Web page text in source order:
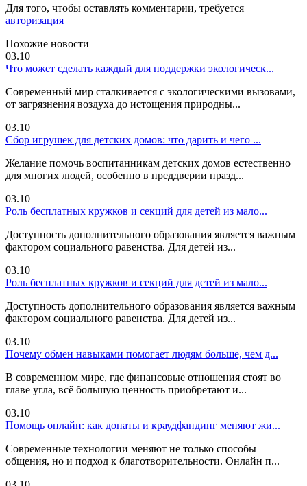
Для того, чтобы оставлять комментарии, требуется
авторизация
Похожие новости
03.10
Что может сделать каждый для поддержки экологическ...
Современный мир сталкивается с экологическими вызовами,
от загрязнения воздуха до истощения природны...
03.10
Сбор игрушек для детских домов: что дарить и чего ...
Желание помочь воспитанникам детских домов естественно
для многих людей, особенно в преддверии празд...
03.10
Роль бесплатных кружков и секций для детей из мало...
Доступность дополнительного образования является важным
фактором социального равенства. Для детей из...
03.10
Роль бесплатных кружков и секций для детей из мало...
Доступность дополнительного образования является важным
фактором социального равенства. Для детей из...
03.10
Почему обмен навыками помогает людям больше, чем д...
В современном мире, где финансовые отношения стоят во
главе угла, всё большую ценность приобретают и...
03.10
Помощь онлайн: как донаты и краудфандинг меняют жи...
Современные технологии меняют не только способы
общения, но и подход к благотворительности. Онлайн п...